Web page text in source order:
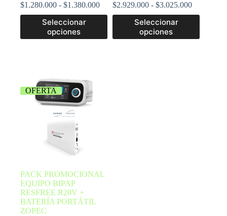
$1.280.000 - $1.380.000
Seleccionar
opciones
$2.929.000 - $3.025.000
Seleccionar
opciones
OFERTA
PACK PROMOCIONAL
EQUIPO BIPAP
RESFREE R20V +
BATERÍA PORTÁTIL
ZOPEC